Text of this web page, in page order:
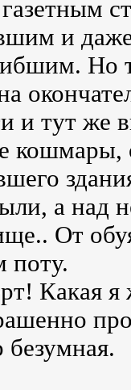
и
Но
и тут же
кошмары,
а над
От
поту.
Какая я
безумная.